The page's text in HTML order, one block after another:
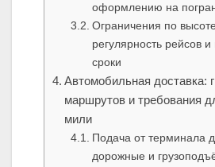
оформлению на
Ограничения по
регулярность рейсов
сроки
Автомобильная доставка:
маршрутов и требования
мили
Подача от терминала
дорожные и